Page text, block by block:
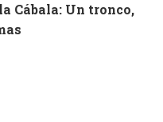
Cábala: Un tronco,